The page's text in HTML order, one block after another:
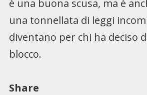
è una buona scusa, ma è
una tonnellata di leggi
diventano per chi ha deciso
blocco.
Share